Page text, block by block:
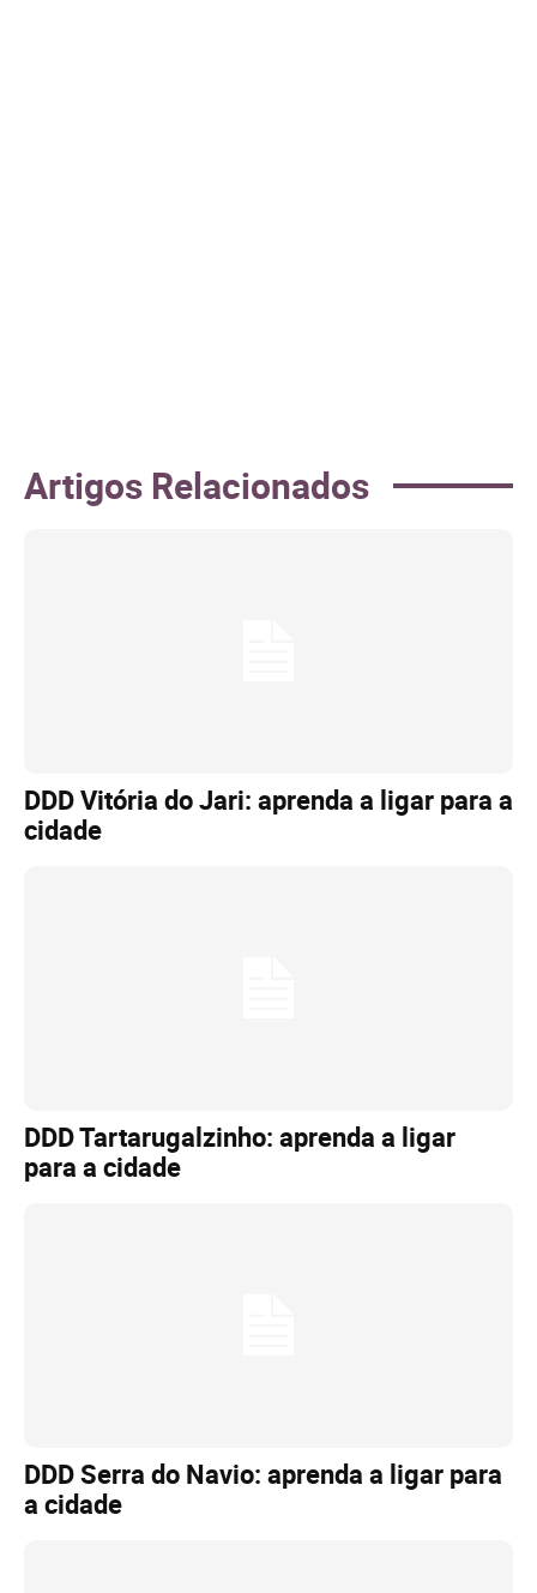
Artigos Relacionados
DDD Vitória do Jari: aprenda a ligar para a
cidade
DDD Tartarugalzinho: aprenda a ligar
para a cidade
DDD Serra do Navio: aprenda a ligar para
a cidade